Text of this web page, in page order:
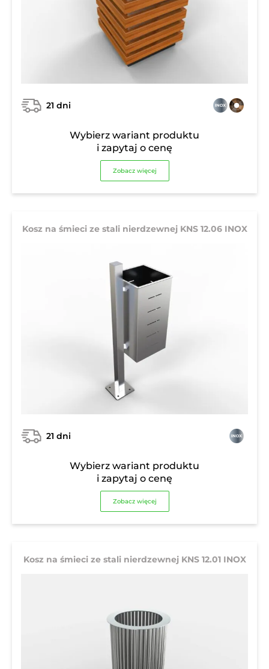
21 dni
Wybierz wariant produktu
i zapytaj o cenę
Zobacz więcej
Kosz na śmieci ze stali nierdzewnej KNS 12.06 INOX
21 dni
Wybierz wariant produktu
i zapytaj o cenę
Zobacz więcej
Kosz na śmieci ze stali nierdzewnej KNS 12.01 INOX